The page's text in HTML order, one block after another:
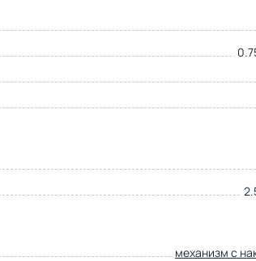
механизм с